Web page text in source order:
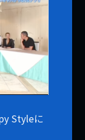
Styleに